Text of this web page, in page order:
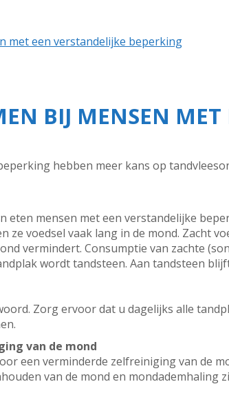
met een verstandelijke beperking
BIJ MENSEN MET
hebben meer kans op
eten mensen met een verstandelijke
ze voedsel vaak lang in de mond. Zacht
vermindert. Consumptie van zachte
wordt tandsteen. Aan tandsteen
Zorg ervoor dat u dagelijks alle
van de mond
een verminderde zelfreiniging van de
van de mond en mondademhaling